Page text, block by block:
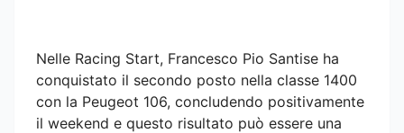
Nelle Racing Start, Francesco Pio Santise ha
conquistato il secondo posto nella classe 1400
con la Peugeot 106, concludendo positivamente
il weekend e questo risultato può essere una